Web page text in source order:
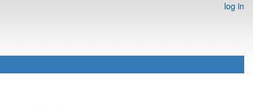
log in